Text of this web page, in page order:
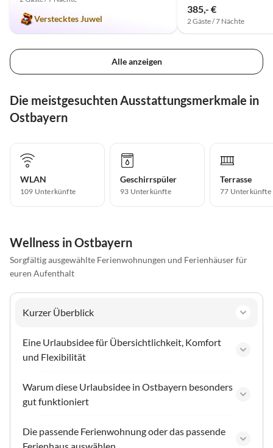
Verstecktes Juwel
385,- €
2 Gäste / 7 Nächte
Alle anzeigen
Die meistgesuchten Ausstattungsmerkmale in
Ostbayern
WLAN
109 Unterkünfte
Geschirrspüler
93 Unterkünfte
Terrasse
77 Unterkünfte
Wellness in Ostbayern
Sorgfältig ausgewählte Ferienwohnungen und Ferienhäuser für
euren Aufenthalt
Kurzer Überblick
Eine Urlaubsidee für Übersichtlichkeit, Komfort
und Flexibilität
Warum diese Urlaubsidee in Ostbayern besonders
gut funktioniert
Die passende Ferienwohnung oder das passende